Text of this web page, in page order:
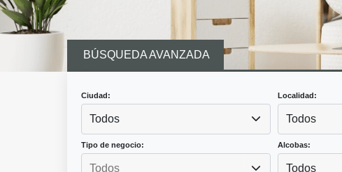
BÚSQUEDA AVANZADA
Ciudad:
Todos
Localidad:
Todos
Tipo de negocio: Alcobas:
Todos